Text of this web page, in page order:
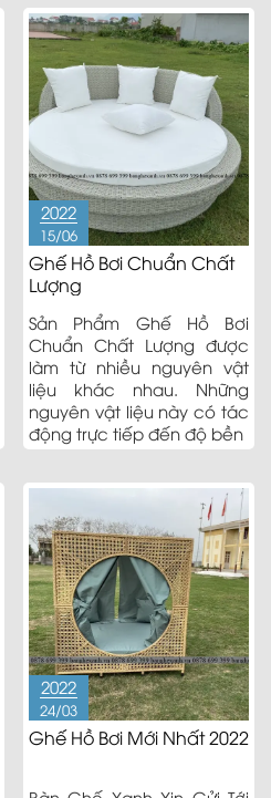
2022
15/06
Ghế Hồ Bơi Chuẩn Chất
Lượng
Sản Phẩm Ghế Hồ Bơi
Chuẩn Chất Lượng được
làm từ nhiều nguyên vật
liệu khác nhau. Những
nguyên vật liệu này có tác
động trực tiếp đến độ bền
2022
24/03
Ghế Hồ Bơi Mới Nhất 2022